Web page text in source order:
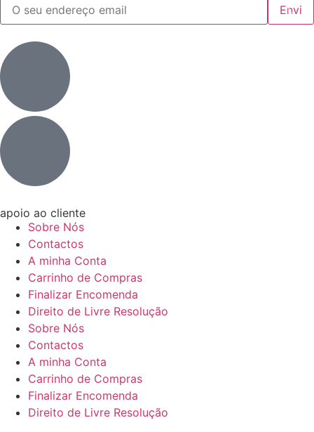
apoio ao cliente
Sobre Nós
Contactos
A minha Conta
Carrinho de Compras
Finalizar Encomenda
Direito de Livre Resolução
Sobre Nós
Contactos
A minha Conta
Carrinho de Compras
Finalizar Encomenda
Direito de Livre Resolução